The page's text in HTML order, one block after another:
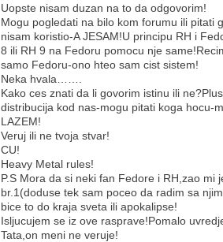
Uopste nisam duzan na to da odgovorim!
Mogu pogledati na bilo kom forumu ili pitati
nisam koristio-A JESAM!U principu RH i
8 ili RH 9 na Fedoru pomocu nje
samo Fedoru-ono hteo sam cist sistem!
Neka hvala…….
Kako ces znati da li govorim istinu ili
distribucija kod nas-mogu pitati koga hocu-
LAZEM!
Veruj ili ne tvoja stvar!
CU!
Heavy Metal rules!
P.S Mora da si neki fan Fedore i RH,zao
br.1(doduse tek sam poceo da radim sa
bice to do kraja sveta ili apokalipse!
Isljucujem se iz ove rasprave!Pomalo
Tata,on meni ne veruje!